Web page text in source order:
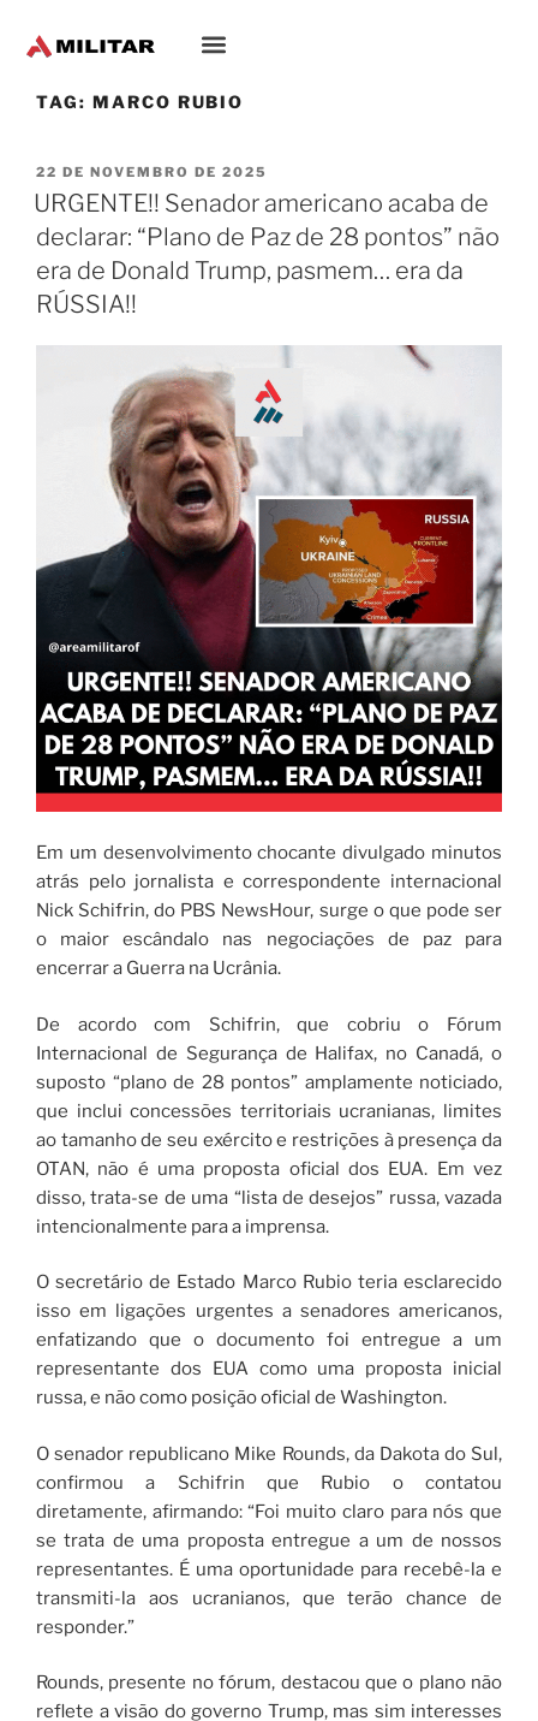
TAG: MARCO RUBIO
22 DE NOVEMBRO DE 2025
URGENTE!! Senador americano acaba de
declarar: “Plano de Paz de 28 pontos” não
era de Donald Trump, pasmem… era da
RÚSSIA!!
Em um desenvolvimento chocante divulgado minutos
atrás pelo jornalista e correspondente internacional
Nick Schifrin, do PBS NewsHour, surge o que pode ser
o maior escândalo nas negociações de paz para
encerrar a Guerra na Ucrânia.
De acordo com Schifrin, que cobriu o Fórum
Internacional de Segurança de Halifax, no Canadá, o
suposto “plano de 28 pontos” amplamente noticiado,
que inclui concessões territoriais ucranianas, limites
ao tamanho de seu exército e restrições à presença da
OTAN, não é uma proposta oficial dos EUA. Em vez
disso, trata-se de uma “lista de desejos” russa, vazada
intencionalmente para a imprensa.
O secretário de Estado Marco Rubio teria esclarecido
isso em ligações urgentes a senadores americanos,
enfatizando que o documento foi entregue a um
representante dos EUA como uma proposta inicial
russa, e não como posição oficial de Washington.
O senador republicano Mike Rounds, da Dakota do Sul,
confirmou a Schifrin que Rubio o contatou
diretamente, afirmando: “Foi muito claro para nós que
se trata de uma proposta entregue a um de nossos
representantes. É uma oportunidade para recebê-la e
transmiti-la aos ucranianos, que terão chance de
responder.”
Rounds, presente no fórum, destacou que o plano não
reflete a visão do governo Trump, mas sim interesses